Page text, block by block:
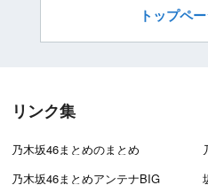
トップペ
リンク集
乃木坂46まとめのまとめ
乃木坂46まとめアンテナBIG